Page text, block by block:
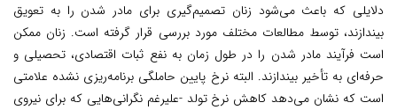
دلایلی که باعث می‌شود زنان تصمیم‌گیری برای مادر شدن را به تعویق
بیندازند، توسط مطالعات مختلف مورد بررسی قرار گرفته است. زنان ممکن
است فرآیند مادر شدن را در طول زمان به نفع ثبات اقتصادی، تحصیلی و
حرفه‌ای به تأخیر بیندازند. البته نرخ پایین حاملگی برنامه‌ریزی نشده علامتی
است که نشان می‌دهد کاهش نرخ تولد -علیرغم نگرانی‌هایی که برای نیروی